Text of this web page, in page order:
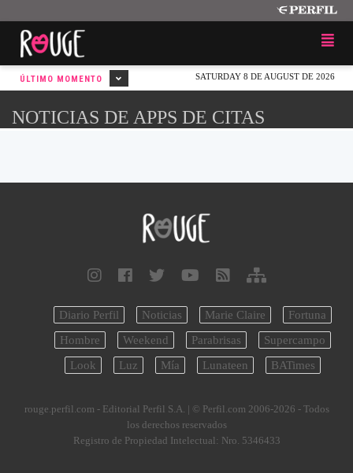
SATURDAY 8 DE AUGUST DE 2026
ÚLTIMO MOMENTO
NOTICIAS DE APPS DE CITAS
Diario Perfil Noticias Marie Claire
Fortuna
Hombre
Weekend Parabrisas
Supercampo
Look
Luz Mía Lunateen BATimes
rouge.perfil.com - Editorial Perfil S.A. | © Perfil.com 2006-2026 - Todos
los derechos reservados
Registro de Propiedad Intelectual: Nro. 5346433